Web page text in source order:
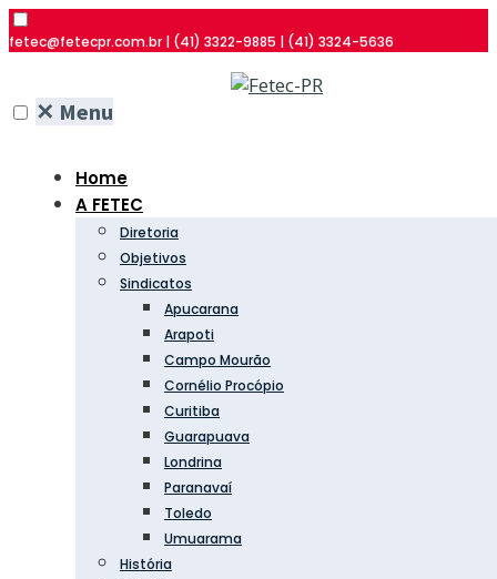
fetec@fetecpr.com.br | (41) 3322-9885 | (41) 3324-5636
✕ Menu
Home
A FETEC
Diretoria
Objetivos
Sindicatos
Apucarana
Arapoti
Campo Mourão
Cornélio Procópio
Curitiba
Guarapuava
Londrina
Paranavaí
Toledo
Umuarama
História